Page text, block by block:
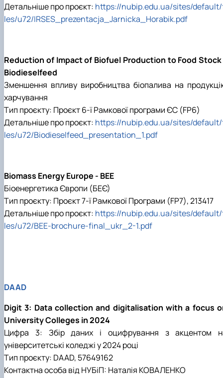
Детальніше про проєкт: https://nubip.edu.ua/sites/
les/u72/IRSES_prezentacja_Jarnicka_Horabik.pdf
Reduction of Impact of Biofuel Production to Food
Biodieselfeed
Зменшення впливу виробництва біопалива на
харчування
Тип проєкту: Проєкт 6-ї Рамкової програми ЄС (FP6)
Детальніше про проєкт: https://nubip.edu.ua/sites/
les/u72/Biodieselfeed_presentation_1.pdf
Biomass Energy Europe - BEE
Біоенергетика Європи (БЕЄ)
Тип проєкту: Проєкт 7-ї Рамкової Програми (FP7), 213417
Детальніше про проєкт: https://nubip.edu.ua/sites/
les/u72/BEE-brochure-final_ukr_2-1.pdf
DAAD
Digit 3: Data collection and digitalisation with a focus
University Colleges in 2024
Цифра 3: Збір даних і оцифрування з акцентом
університетські коледжі у 2024 році
Тип проєкту: DAAD, 57649162
Контактна особа від НУБіП: Наталія КОВАЛЕНКО